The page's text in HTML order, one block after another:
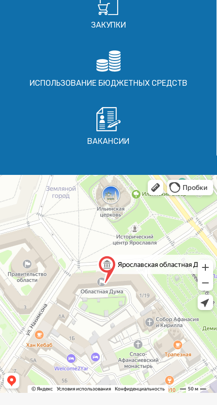
ЗАКУПКИ
ИСПОЛЬЗОВАНИЕ БЮДЖЕТНЫХ СРЕДСТВ
ВАКАНСИИ